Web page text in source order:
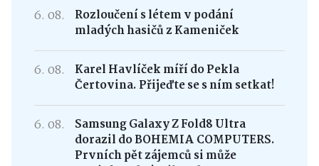
6. 08.
Rozloučení s létem v podání
mladých hasičů z Kameniček
6. 08.
Karel Havlíček míří do Pekla
Čertovina. Přijeďte se s ním setkat!
6. 08.
Samsung Galaxy Z Fold8 Ultra
dorazil do BOHEMIA COMPUTERS.
Prvních pět zájemců si může